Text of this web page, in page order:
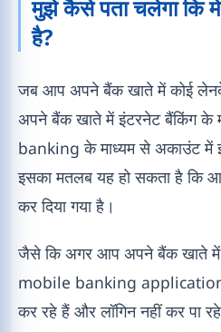
मुझे कैसे पता चलेगा कि
है?
जब आप अपने बैंक खाते में कोई
अपने बैंक खाते में इंटरनेट बैंकिंग के
banking के माध्यम से अकाउंट में
इसका मतलब यह हो सकता है कि
कर दिया गया है।
जैसे कि अगर आप अपने बैंक खाते
mobile banking application
कर रहे हैं और लॉगिन नहीं कर पा